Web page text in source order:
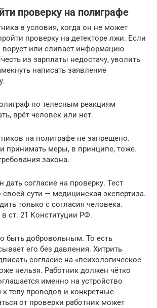
проверку на полиграфе
в условия, когда он не может
проверку на детекторе лжи. Если
ворует или сливает информацию
из зарплаты недостачу, уволить
написать заявление
по телесным реакциям
врёт человек или нет.
на полиграфе не запрещено.
принимать меры, в принципе, тоже.
закона.
дать согласие на проверку. Тест
сути — медицинская экспертиза.
только с согласия человека.
ст. 21 Конституции РФ.
быть добровольным. То есть
его без давления. Хитрить
согласие на «психологическое
нельзя. Работник должен чётко
именно на устройство
телу проводов и конкретные
от проверки работник может